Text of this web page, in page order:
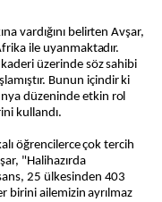
vardığını belirten Avşar,
ile uyanmaktadır.
kaderi üzerinde söz sahibi
Bunun içindir ki
düzeninde etkin rol
kullandı.
öğrencilerce çok tercih
"Halihazırda
25 ülkesinden 403
birini ailemizin ayrılmaz